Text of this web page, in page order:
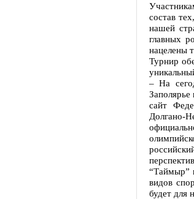
состав
нашей
главных
нацелены
Турнир
– На
сайт
Долгано-
“Таймыр”
видов
будет для